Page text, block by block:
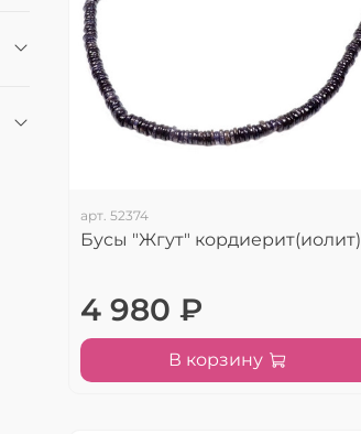
арт. 52374
Бусы "Жгут" кордиерит(иолит)
4 980 ₽
В корзину